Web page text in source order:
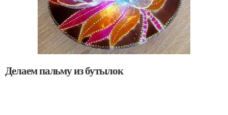
Делаем пальму из бутылок